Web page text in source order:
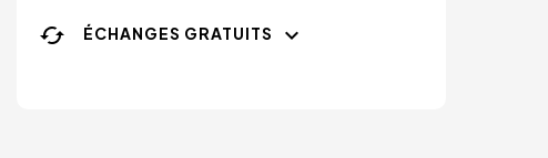
ÉCHANGES GRATUITS